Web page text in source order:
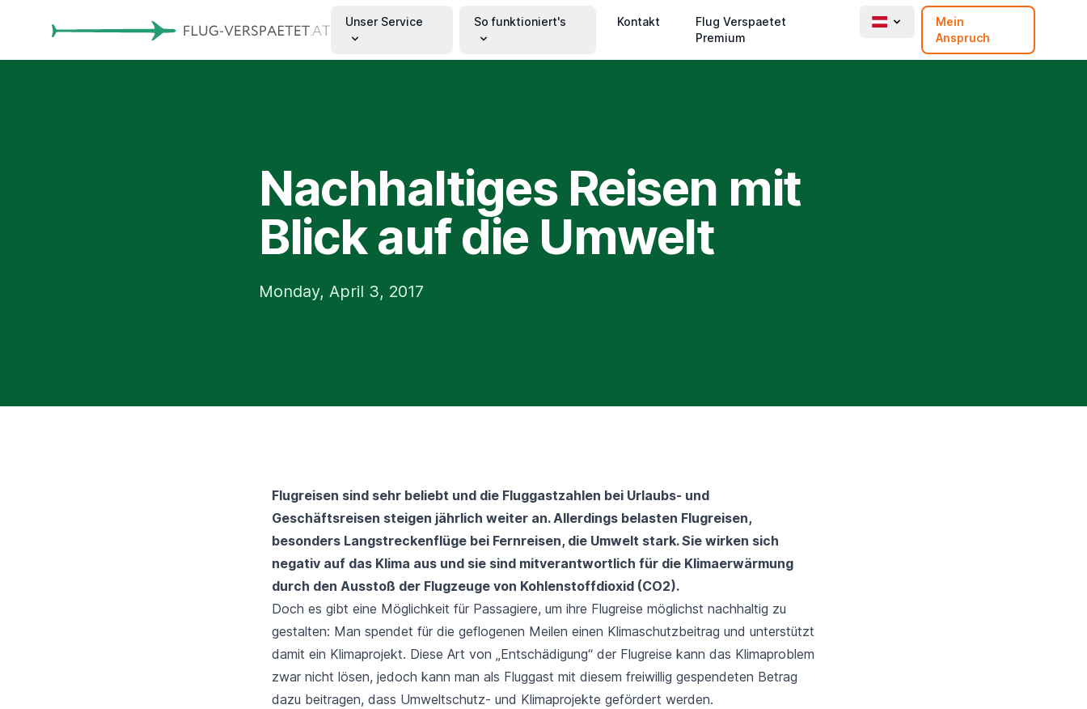
Unser Service So funktioniert's Kontakt
Flug Verspaetet
Premium
Mein
Anspruch
Nachhaltiges Reisen mit
Blick auf die Umwelt
Monday, April 3, 2017
Flugreisen sind sehr beliebt und die Fluggastzahlen bei Urlaubs- und
Geschäftsreisen steigen jährlich weiter an. Allerdings belasten Flugreisen,
besonders Langstreckenflüge bei Fernreisen, die Umwelt stark. Sie wirken sich
negativ auf das Klima aus und sie sind mitverantwortlich für die Klimaerwärmung
durch den Ausstoß der Flugzeuge von Kohlenstoffdioxid (CO2).
Doch es gibt eine Möglichkeit für Passagiere, um ihre Flugreise möglichst nachhaltig zu
gestalten: Man spendet für die geflogenen Meilen einen Klimaschutzbeitrag und unterstützt
damit ein Klimaprojekt. Diese Art von „Entschädigung“ der Flugreise kann das Klimaproblem
zwar nicht lösen, jedoch kann man als Fluggast mit diesem freiwillig gespendeten Betrag
dazu beitragen, dass Umweltschutz- und Klimaprojekte gefördert werden.